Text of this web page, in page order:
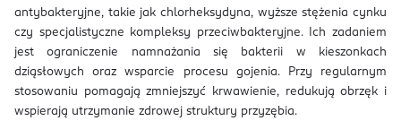
antybakteryjne, takie jak chlorheksydyna, wyższe stężenia cynku
czy specjalistyczne kompleksy przeciwbakteryjne. Ich zadaniem
jest ograniczenie namnażania się bakterii w kieszonkach
dziąsłowych oraz wsparcie procesu gojenia. Przy regularnym
stosowaniu pomagają zmniejszyć krwawienie, redukują obrzęk i
wspierają utrzymanie zdrowej struktury przyzębia.